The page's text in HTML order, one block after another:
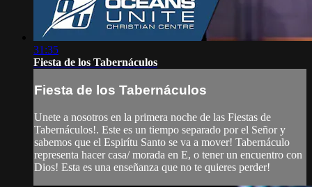
31:35
Fiesta de los Tabernáculos
Fiesta de los Tabernáculos
Unete a nosotros en la primera noche de las Fiestas de
Tabernáculos!. Este es un tiempo separado por el Señor y
sabemos que el Espirítu Santo se va a mover! Tabernáculo
representa hacer casa/ morada en E, o tener un encuentro con
Dios! Esta es una enseñanza que no te quieres perder!